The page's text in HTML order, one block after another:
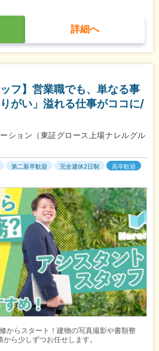
詳細へ
フ】営業職でも、単なる事
がい」溢れる仕事がココに/
ション（東証グロース上場ナレルグル
第二新卒歓迎 完全週休2日制 高卒歓迎
からスタート！建物の写真撮影や書類整
ら少しずつお任せします。